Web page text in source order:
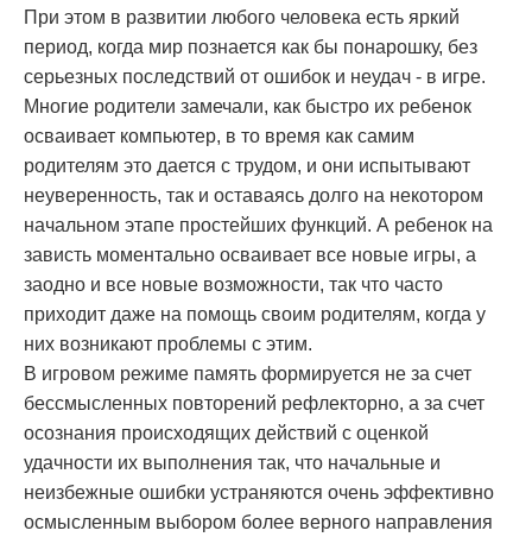
При этом в развитии любого человека есть яркий
период, когда мир познается как бы понарошку, без
серьезных последствий от ошибок и неудач - в игре.
Многие родители замечали, как быстро их ребенок
осваивает компьютер, в то время как самим
родителям это дается с трудом, и они испытывают
неуверенность, так и оставаясь долго на некотором
начальном этапе простейших функций. А ребенок на
зависть моментально осваивает все новые игры, а
заодно и все новые возможности, так что часто
приходит даже на помощь своим родителям, когда у
них возникают проблемы с этим.
В игровом режиме память формируется не за счет
бессмысленных повторений рефлекторно, а за счет
осознания происходящих действий с оценкой
удачности их выполнения так, что начальные и
неизбежные ошибки устраняются очень эффективно
осмысленным выбором более верного направления